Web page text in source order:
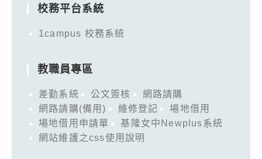
校務平台系統
1campus 校務系統
教職員專區
差勤系統 公文簽核
網路請購
網路請購(備用)
維修登記
場地借用
場地借用申請單
基隆女中Newplus系統
網站維護之css使用說明